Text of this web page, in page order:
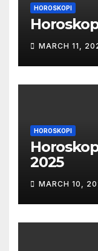
HOROSKOPI
MARCH 11,
HOROSKOPI
2025
MARCH 10,